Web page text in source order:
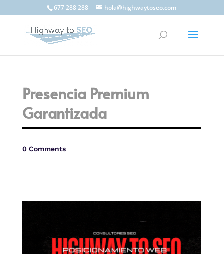
677 288 288 hola@highwaytoseo.com
Presencia Premium
Garantizada
0 Comments